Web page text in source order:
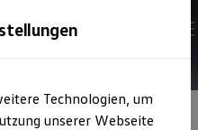
Technologien, um
unserer Webseite